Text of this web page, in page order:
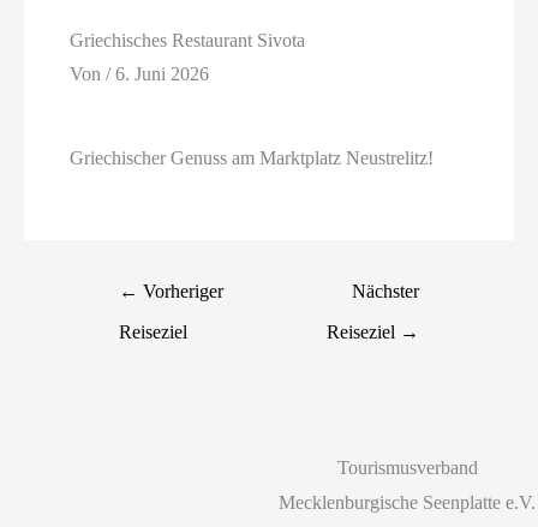
Griechisches Restaurant Sivota
Von/6. Juni 2026
Griechischer Genuss am Marktplatz Neustrelitz!
← Vorheriger
Reiseziel
Nächster
Reiseziel →
Tourismusverband
Mecklenburgische Seenplatte e.V.